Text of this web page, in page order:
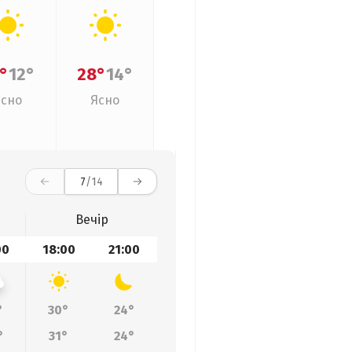
12° 28°14°
Ясно
7/14
Вечір
18:00 21:00
30°
24°
31° 24°